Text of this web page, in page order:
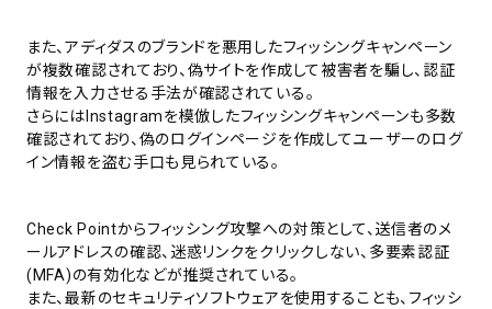
また、アディダスのブランドを悪用したフィッシングキャンペーン
が複数確認されており、偽サイトを作成して被害者を騙し、認証
情報を入力させる手法が確認されている。
さらにはInstagramを模倣したフィッシングキャンペーンも多数
確認されており、偽のログインページを作成してユーザーのログ
イン情報を盗む手口も見られている。
Check Pointからフィッシング攻撃への対策として、送信者のメ
ールアドレスの確認、迷惑リンクをクリックしない、多要素認証
(MFA)の有効化などが推奨されている。
また、最新のセキュリティソフトウェアを使用することも、フィッシ